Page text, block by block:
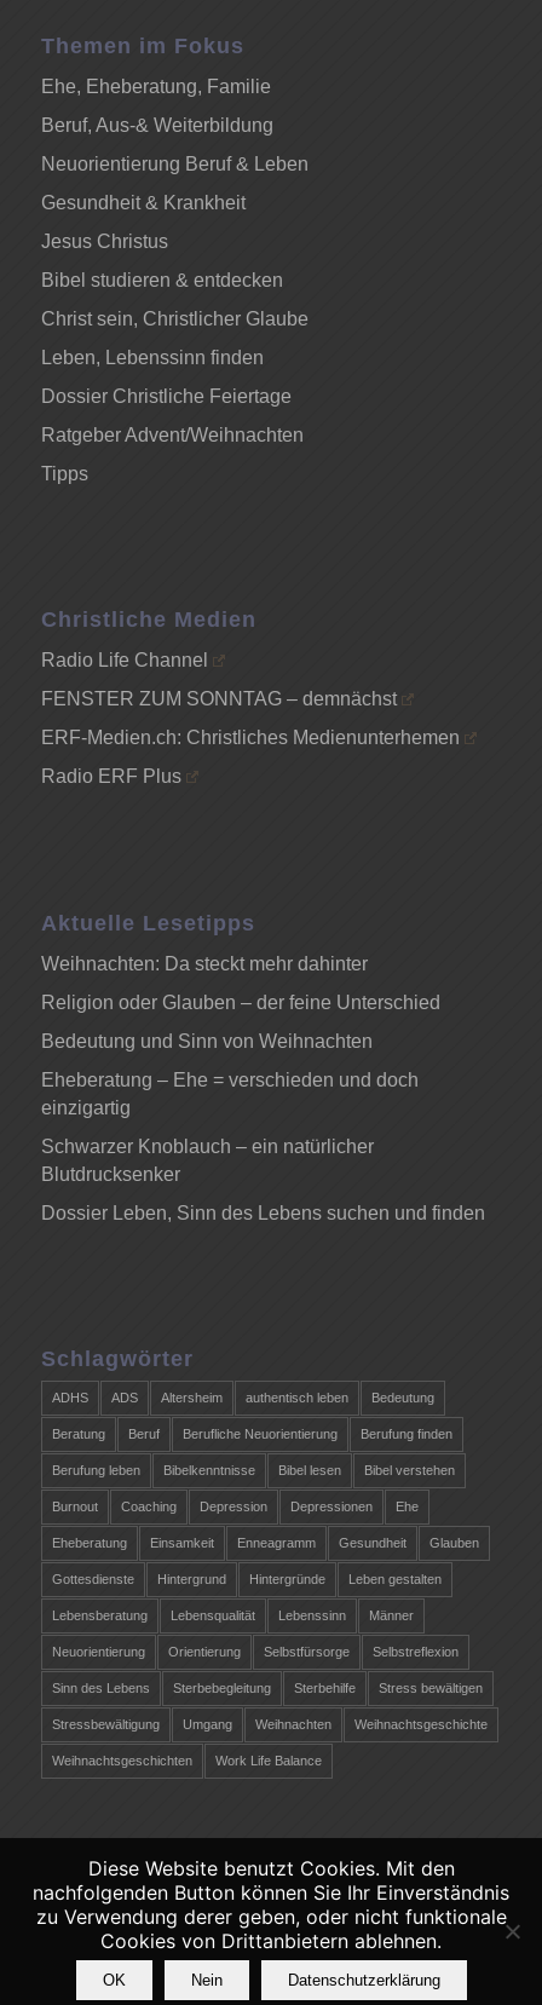
Themen im Fokus
Ehe, Eheberatung, Familie
Beruf, Aus-& Weiterbildung
Neuorientierung Beruf & Leben
Gesundheit & Krankheit
Jesus Christus
Bibel studieren & entdecken
Christ sein, Christlicher Glaube
Leben, Lebenssinn finden
Dossier Christliche Feiertage
Ratgeber Advent/Weihnachten
Tipps
Christliche Medien
Radio Life Channel
FENSTER ZUM SONNTAG – demnächst
ERF-Medien.ch: Christliches Medienunterhemen
Radio ERF Plus
Aktuelle Lesetipps
Weihnachten: Da steckt mehr dahinter
Religion oder Glauben – der feine Unterschied
Bedeutung und Sinn von Weihnachten
Eheberatung – Ehe = verschieden und doch
einzigartig
Schwarzer Knoblauch – ein natürlicher
Blutdrucksenker
Dossier Leben, Sinn des Lebens suchen und finden
Schlagwörter
ADHS ADS Altersheim authentisch leben Bedeutung
Beratung Beruf Berufliche Neuorientierung Berufung finden
Berufung leben Bibelkenntnisse Bibel lesen Bibel verstehen
Burnout Coaching Depression Depressionen Ehe
Eheberatung Einsamkeit Enneagramm Gesundheit Glauben
Gottesdienste Hintergrund Hintergründe Leben gestalten
Lebensberatung Lebensqualität Lebenssinn Männer
Neuorientierung Orientierung Selbstfürsorge Selbstreflexion
Sinn des Lebens Sterbebegleitung Sterbehilfe Stress bewältigen
Stressbewältigung Umgang Weihnachten Weihnachtsgeschichte
Weihnachtsgeschichten Work Life Balance
©Copyright 2026 - Christliche-Lebensberatung.ch
Verantwortlich räber coaching &
persönlichkeitsentwicklung -Datenschutz-
Impressum
Diese Website benutzt Cookies. Mit den
nachfolgenden Button können Sie Ihr Einverständnis
zu Verwendung derer geben, oder nicht funktionale
Cookies von Drittanbietern ablehnen.
OK Nein Datenschutzerklärung